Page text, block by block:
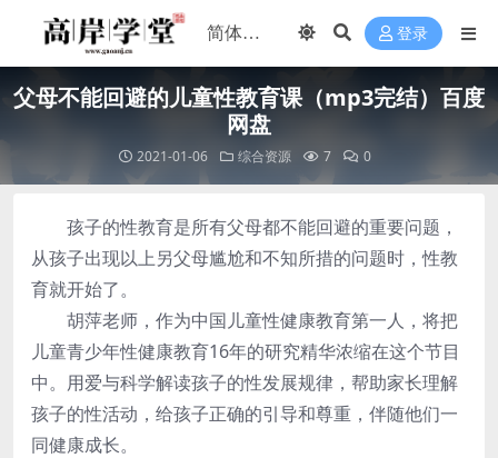
登录
父母不能回避的儿童性教育课（mp3完结）百度
网盘
2021-01-06 综合资源 7 0
孩子的性教育是所有父母都不能回避的重要问题，
从孩子出现以上另父母尴尬和不知所措的问题时，性教
育就开始了。
胡萍老师，作为中国儿童性健康教育第一人，将把
儿童青少年性健康教育16年的研究精华浓缩在这个节目
中。用爱与科学解读孩子的性发展规律，帮助家长理解
孩子的性活动，给孩子正确的引导和尊重，伴随他们一
同健康成长。